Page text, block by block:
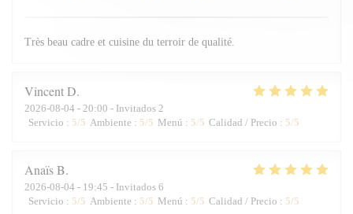
Très beau cadre et cuisine du terroir de qualité.
VincentD
2026-08-04 - 20:00 - Invitados 2
Servicio : 5/5 Ambiente : 5/5 Menú : 5/5 Calidad / Precio : 5/5
AnaïsB
2026-08-04 - 19:45 - Invitados 6
Servicio : 5/5 Ambiente : 5/5 Menú : 5/5 Calidad / Precio : 5/5